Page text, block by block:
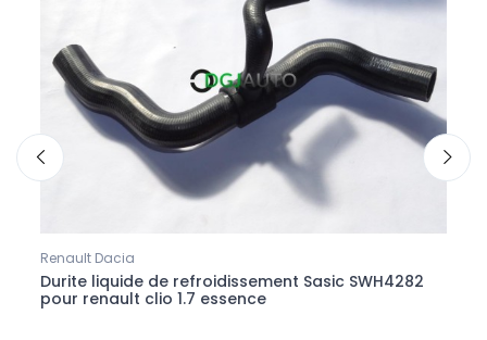
Renault Dacia
Durite liquide de refroidissement Sasic SWH4282
pour renault clio 1.7 essence